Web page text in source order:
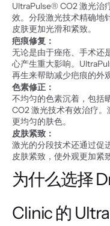
UltraPulse® CO2 激光治
效。分段激光技术精确地
皮肤更加光滑和紧致。
疤痕修复：
无论是由于痤疮、手术还
心产生重大影响。
再生来帮助减少疤痕的外观
色素修正：
不均匀的色素沉着，包括
CO2 激光技术有效治疗
更均匀的肤色。
皮肤紧致：
激光的分段技术还通过促
皮肤紧致，使外观更加紧
为什么选择
Clinic 的